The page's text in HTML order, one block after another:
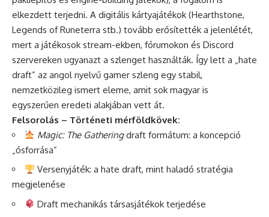
elkezdett terjedni. A digitális kártyajátékok (Hearthstone,
Legends of Runeterra stb.) tovább erősítették a jelenlétét,
mert a játékosok stream-ekben, fórumokon és Discord
szervereken ugyanazt a szlenget használták. Így lett a „hate
draft” az angol nyelvű gamer szleng egy stabil,
nemzetközileg ismert eleme, amit sok magyar is
egyszerűen eredeti alakjában vett át.
Felsorolás – Történeti mérföldkövek:
Magic: The Gatheringdraft formátum: a koncepció
„ősforrása”
Versenyjáték: a hate draft, mint haladó stratégia
megjelenése
Draft mechanikás társasjátékok terjedése